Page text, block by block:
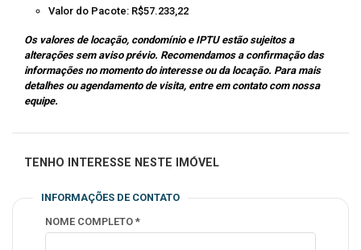
Valor do Pacote: R$57.233,22
Os valores de locação, condomínio e IPTU estão sujeitos a
alterações sem aviso prévio. Recomendamos a confirmação das
informações no momento do interesse ou da locação. Para mais
detalhes ou agendamento de visita, entre em contato com nossa
equipe.
TENHO INTERESSE NESTE IMÓVEL
INFORMAÇÕES DE CONTATO
NOME COMPLETO *